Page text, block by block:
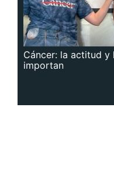
Cáncer: la actitud y
importan